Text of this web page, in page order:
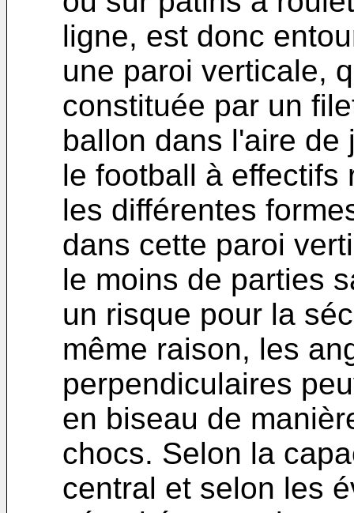
ligne, est donc
une paroi verticale,
constituée par un
ballon dans l'aire de
le football à effectifs
les différentes
dans cette paroi
le moins de parties
un risque pour la
même raison, les
perpendiculaires
en biseau de
chocs. Selon la
central et selon les